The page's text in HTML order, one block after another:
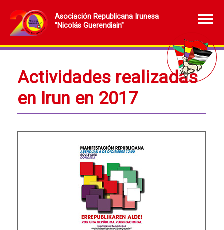
Asociación Republicana Irunesa
"Nicolás Guerendiain"
Actividades realizadas
en Irun en 2017